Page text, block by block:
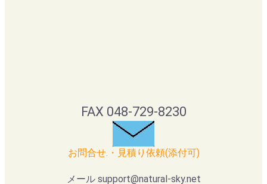
FAX 048-729-8230
お問合せ.・見積り依頼(添付可)
メール support@natural-sky.net